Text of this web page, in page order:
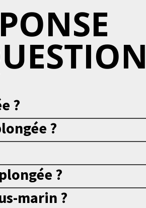
?
?
?
marin ?